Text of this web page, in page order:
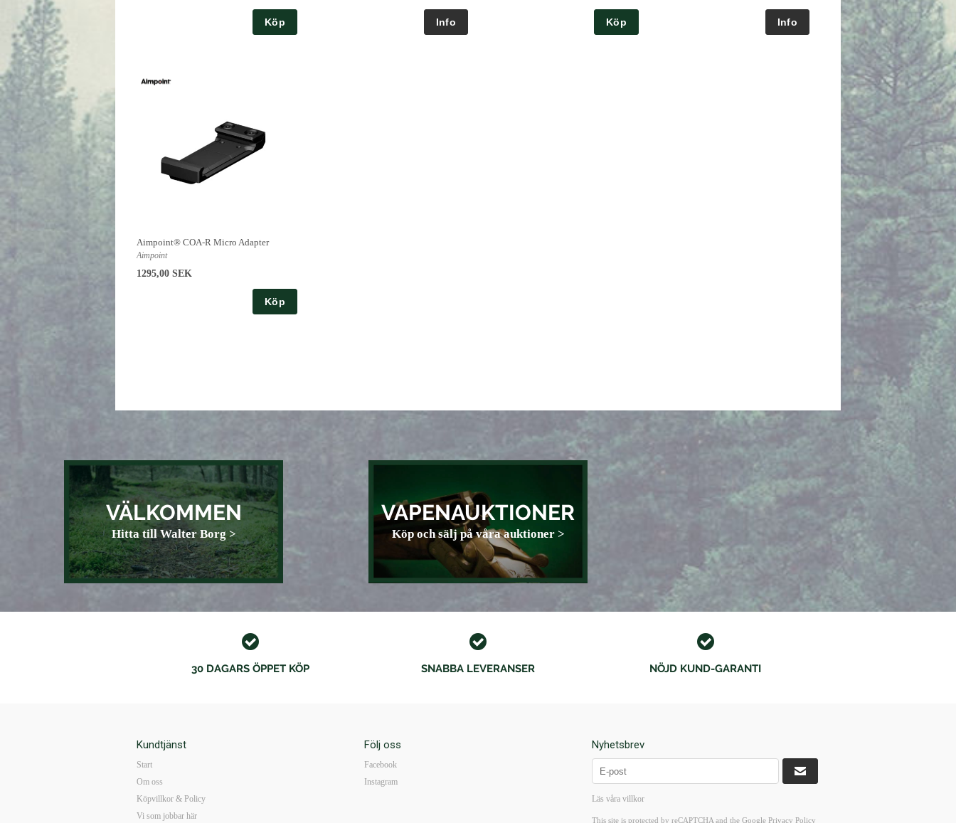
Köp Köp
Aimpoint® COA-R Micro Adapter
Aimpoint
1295,00 SEK
Köp
VÄLKOMMEN
Hitta till Walter Borg >
VAPENAUKTIONER
Köp och sälj på våra auktioner >
30 DAGARS ÖPPET KÖP SNABBA LEVERANSER NÖJD KUND-GARANTI
Kundtjänst
Start
Om oss
Köpvillkor & Policy
Vi som jobbar här
Följ oss
Facebook
Instagram
Nyhetsbrev
Läs våra villkor
This site is protected by reCAPTCHA and the Google Privacy Policy